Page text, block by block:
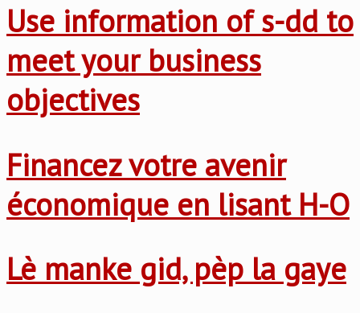
Use information of s-dd to
meet your business
objectives
Financez votre avenir
économique en lisant H-O
Lè manke gid, pèp la gaye